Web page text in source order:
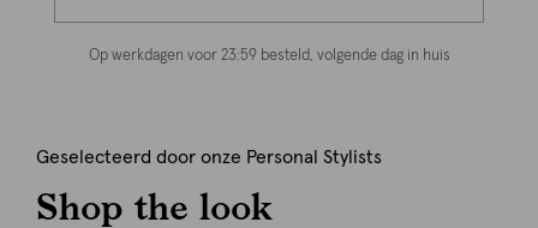
Op werkdagen voor 23:59 besteld, volgende dag in huis
Geselecteerd door onze Personal Stylists
Shop the look